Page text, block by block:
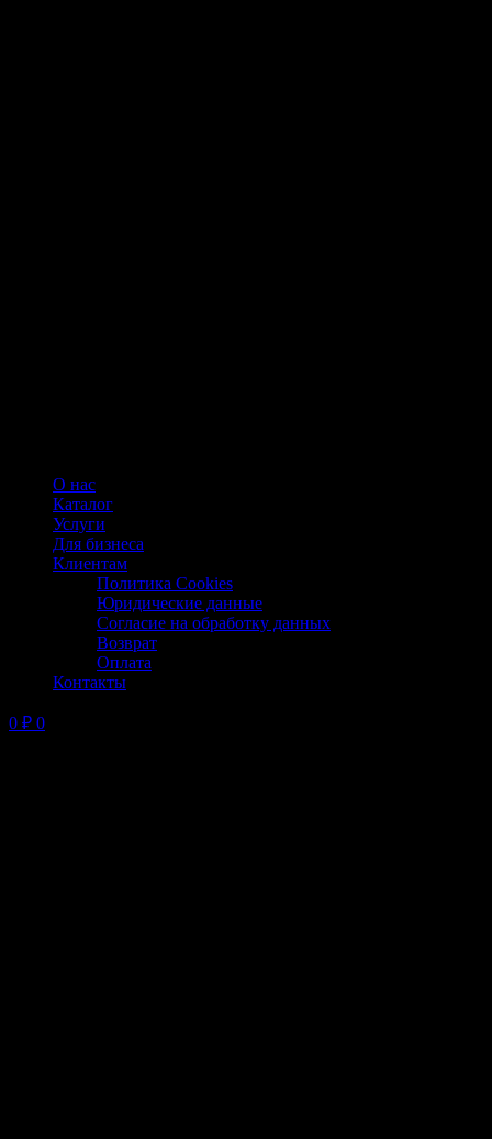
О нас
Каталог
Услуги
Для бизнеса
Клиентам
Политика Cookies
Юридические данные
Согласие на обработку данных
Возврат
Оплата
Контакты
0 ₽ 0